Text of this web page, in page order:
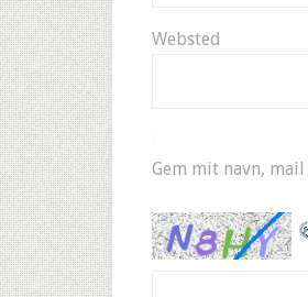
Websted
Gem mit navn,